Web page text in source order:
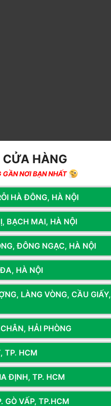
mãi từ Hoàng
CỬA HÀNG
NƠI BẠN NHẤT
HÀ ĐÔNG, HÀ NỘI
BẠCH MAI, HÀ NỘI
ĐÔNG NGẠC, HÀ NỘI
HÀ NỘI
LÀNG VÒNG, CẦU
HẢI PHÒNG
TP. HCM
ĐỊNH, TP. HCM
GÒ VẤP, TP.HCM